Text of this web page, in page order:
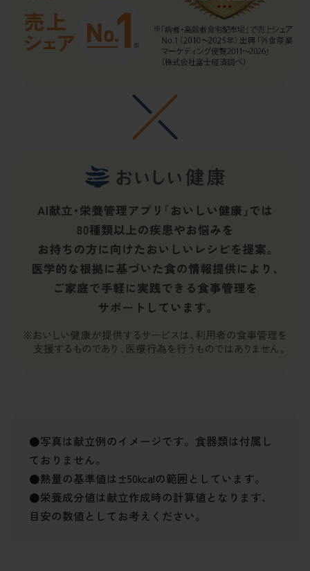
●写真は献立例のイメージです。食器類は付属し
ておりません。
●熱量の基準値は±50kcalの範囲としています。
●栄養成分値は献立作成時の計算値となります、
目安の数値としてお考えください。